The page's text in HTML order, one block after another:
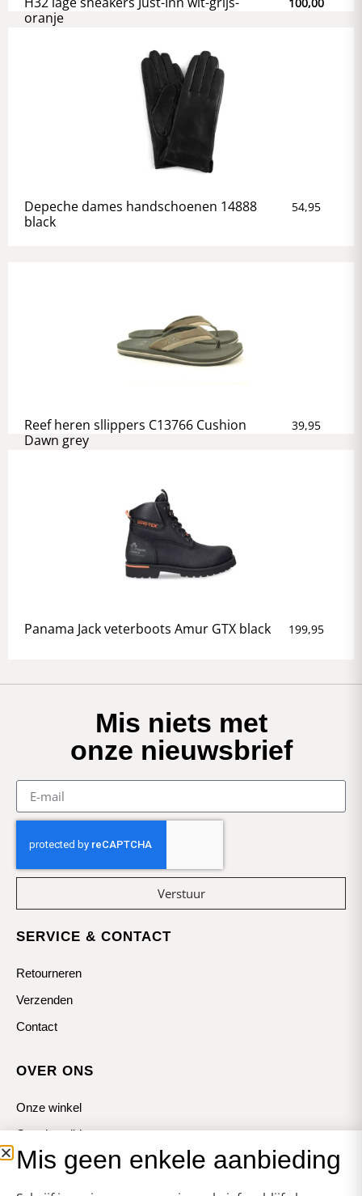
oranje
Depeche dames handschoenen 14888
black
54,95
Reef heren sllippers C13766 Cushion
Dawn grey
39,95
Panama Jack veterboots Amur GTX black 199,95
Mis niets met
onze nieuwsbrief
Verstuur
SERVICE & CONTACT
Retourneren
Verzenden
Contact
OVER ONS
Onze winkel
Openingstijden
Koopzondagen
Mis geen enkele aanbieding